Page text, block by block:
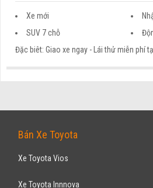
Xe mới
SUV 7 chỗ
Đặc biêt: Giao xe ngay - Lái thử miễn phí
AUDI